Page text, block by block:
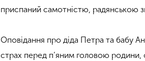
приспаний самотністю, радянською
Оповідання про діда Петра та бабу
страх перед п’яним головою родини,